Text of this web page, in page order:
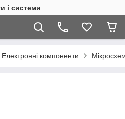
і системи
Електронні компоненти